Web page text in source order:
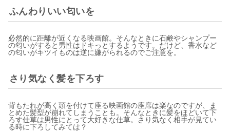
ふんわりいい匂いを
必然的に距離が近くなる映画館。そんなときに石鹸やシャンプー
の匂いがすると男性はドキっとするようです。だけど、香水など
の匂いがキツイものは逆に嫌がられるのでご注意を。
さり気なく髪を下ろす
背もたれが高く頭を付けて座る映画館の座席は楽なのですが、ま
とめた髪型が崩れてしまうことも。そんなときに髪をほどいて下
ろす仕草は男性にとって大好きな仕草。さり気なく相手が見てい
る時に下ろしてみては？